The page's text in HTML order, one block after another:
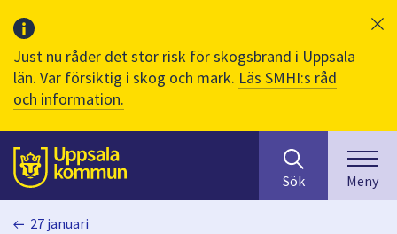
Just nu råder det stor risk för skogsbrand i Uppsala
län. Var försiktig i skog och mark. Läs SMHI:s råd
och information.
Till sidans
huvudinnehåll
efter
innehåll
på
Sök Meny
27 januari